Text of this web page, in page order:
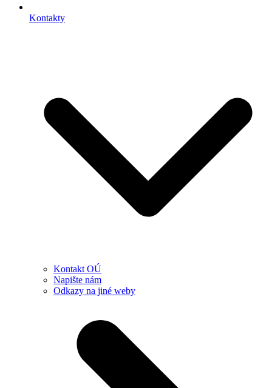
Kontakty
Kontakt OÚ
Napište nám
Odkazy na jiné weby